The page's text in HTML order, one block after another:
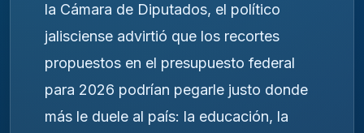
la Cámara de Diputados, el político
jalisciense advirtió que los recortes
propuestos en el presupuesto federal
para 2026 podrían pegarle justo donde
más le duele al país: la educación, la